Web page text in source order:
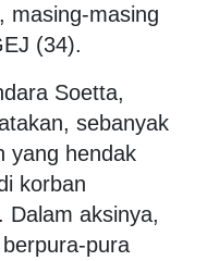
masing-masing
(34).
Soetta,
sebanyak
yang hendak
korban
Dalam aksinya,
pura